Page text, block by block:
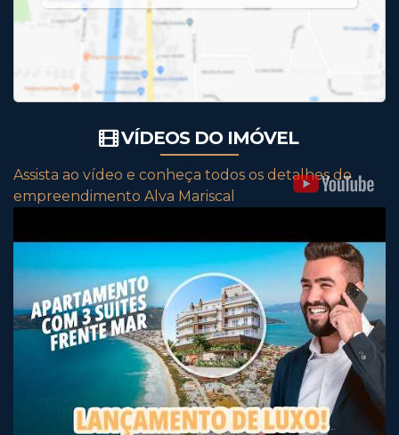
VÍDEOS DO IMÓVEL
Assista ao vídeo e conheça todos os detalhes do
empreendimento Alva Mariscal